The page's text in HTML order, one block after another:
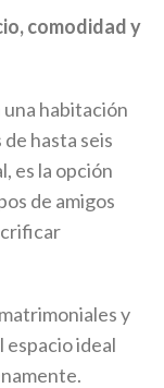
comodidad y
habitación
hasta seis
es la opción
de amigos
y
espacio ideal